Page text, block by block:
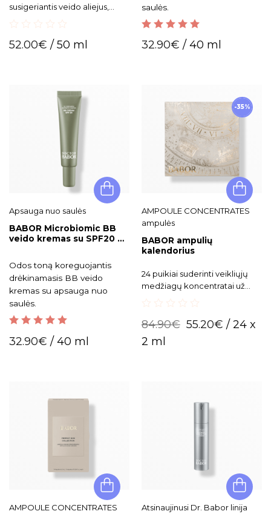
susigeriantis veido aliejus,
ir išlaikyti drėgmę.
out
52.00€ / 50 ml
saulės.
out of 5
32.90€ / 40 ml
Apsauga nuo saulės
BABOR Microbiomic BB
veido kremas su SPF20 01
Odos toną koreguojantis
drėkinamasis BB veido
kremas su apsauga nuo
saulės.
out of 5
32.90€ / 40 ml
-35%
AMPOULE CONCENTRATES
ampulės
BABOR ampulių
kalendorius
24 puikiai suderinti veikliųjų
medžiagų koncentratai už
out
of
5
84.90€ 55.20€ / 24 x
2 ml
AMPOULE CONCENTRATES
Atsinaujinusi Dr. Babor linija